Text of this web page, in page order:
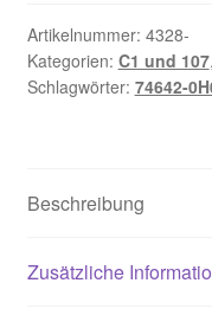
Artikelnummer: 4328-
Kategorien: C1 und 107,
Schlagwörter: 74642-
Beschreibung
Zusätzliche